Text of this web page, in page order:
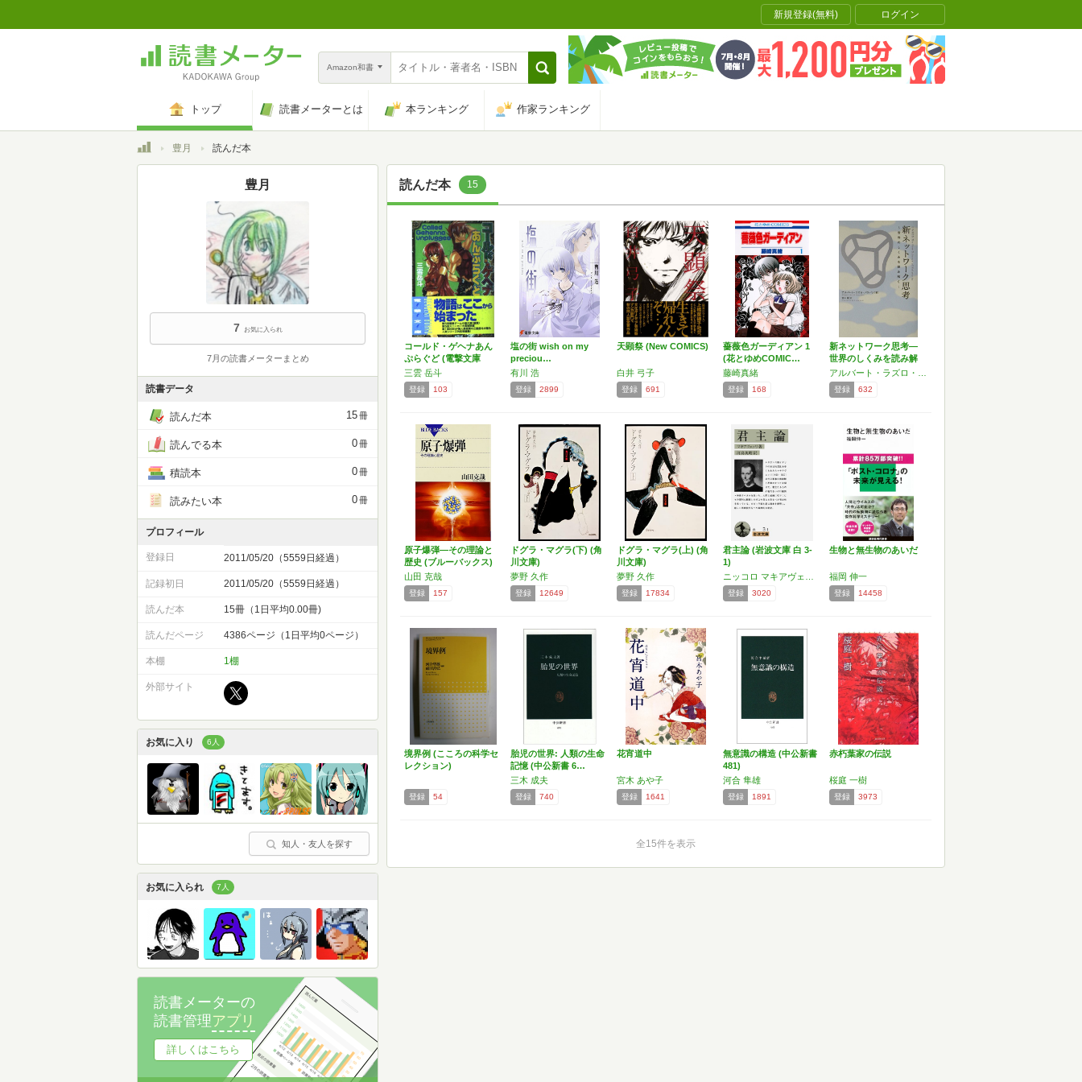
新規登録(無料) ログイン
Amazon和書
トップ 読書メーターとは 本ランキング 作家ランキング
トップ豊月 読んだ本
読んだ本 15
コールド・ゲヘナあん
ぷらぐど (電撃文庫
み…
三雲 岳斗
登録 103
塩の街 wish on my
preciou…
有川 浩
登録 2899
天顕祭 (New COMICS)
白井 弓子
登録 691
薔薇色ガーディアン 1
(花とゆめCOMIC…
藤崎真緒
登録 168
新ネットワーク思考―
世界のしくみを読み解
く
登録 632
原子爆弾―その理論と
歴史 (ブルーバックス)
山田 克哉
登録 157
ドグラ・マグラ(下) (角
川文庫)
夢野 久作
登録 12649
ドグラ・マグラ(上) (角
川文庫)
夢野 久作
登録 17834
君主論 (岩波文庫 白 3-
1)
登録 3020
生物と無生物のあいだ
福岡 伸一
登録 14458
境界例 (こころの科学セ
レクション)
登録 54
胎児の世界: 人類の生命
記憶 (中公新書 6…
三木 成夫
登録 740
花宵道中
宮木 あや子
登録 1641
無意識の構造 (中公新書
481)
河合 隼雄
登録 1891
赤朽葉家の伝説
桜庭 一樹
登録 3973
全15件を表示
豊月
7 お気に入られ
7月の読書メーターまとめ
読書データ
読んだ本 15冊
読んでる本 0冊
積読本 0冊
読みたい本 0冊
プロフィール
登録日 2011/05/20（5559日経過）
記録初日 2011/05/20（5559日経過）
読んだ本 15冊（1日平均0.00冊)
読んだページ 4386ページ（1日平均0ページ）
本棚 1棚
外部サイト
お気に入り 6人
知人・友人を探す
お気に入られ 7人
読書メーターの
読書管理アプリ
詳しくはこちら